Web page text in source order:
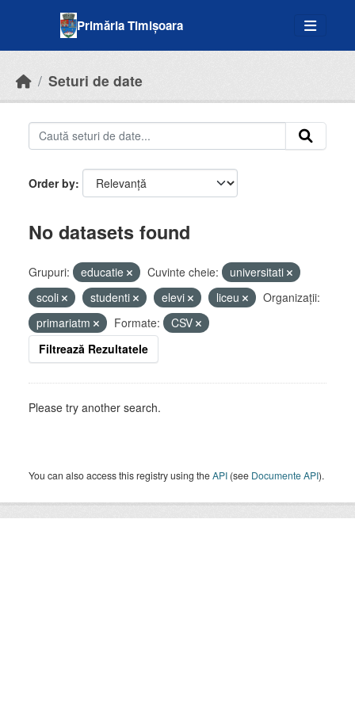
Primăria Timișoara
Seturi de date
Order by
No datasets found
Grupuri: educatie Cuvinte cheie:
universitati
scoli
studenti elevi liceu
Organizații:
primariatm
Formate:
CSV
Filtrează Rezultatele
Please try another search.
You can also access this registry using theAPI (see Documente API).